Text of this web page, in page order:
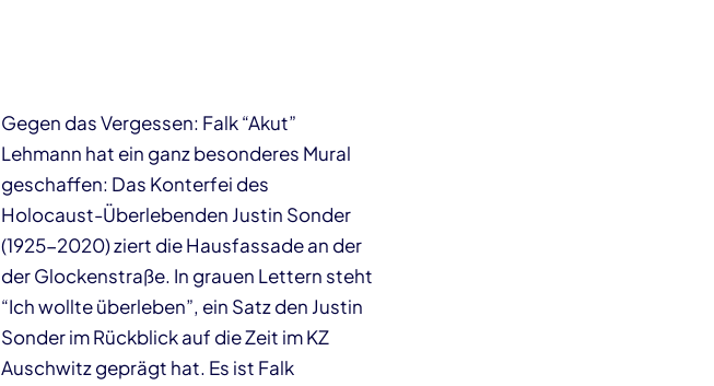
Gegen das Vergessen: Falk “Akut”
Lehmann hat ein ganz besonderes Mural
geschaffen: Das Konterfei des
Holocaust-Überlebenden Justin Sonder
(1925-2020) ziert die Hausfassade an der
der Glockenstraße. In grauen Lettern steht
“Ich wollte überleben”, ein Satz den Justin
Sonder im Rückblick auf die Zeit im KZ
Auschwitz geprägt hat. Es ist Falk